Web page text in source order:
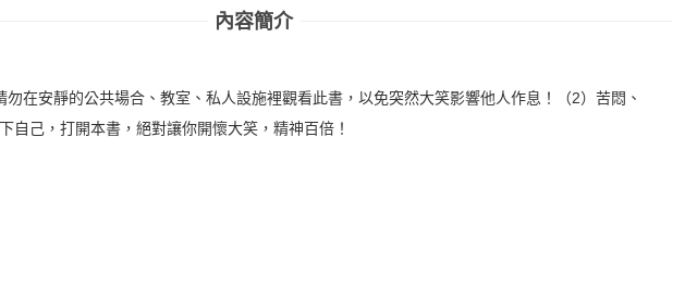
內容簡介
勿在安靜的公共場合、教室、私人設施裡觀看此書，以免突然大笑影響他人作息！（2）苦悶、
自己，打開本書，絕對讓你開懷大笑，精神百倍！